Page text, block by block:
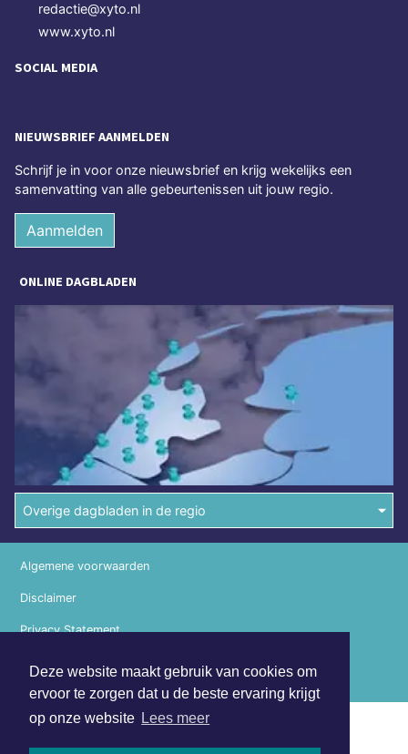
Deze website maakt gebruik van cookies om
ervoor te zorgen dat u de beste ervaring krijgt
op onze website Lees meer
redactie@xyto.nl
www.xyto.nl
SOCIAL MEDIA
NIEUWSBRIEF AANMELDEN
Schrijf je in voor onze nieuwsbrief en krijg wekelijks een
samenvatting van alle gebeurtenissen uit jouw regio.
Aanmelden
ONLINE DAGBLADEN
Overige dagbladen in de regio
Copyright (c) 2026 | Purmerendsdagblad.nl - Alle rechten
voorbehouden
Algemene voorwaarden
Disclaimer
Privacy Statement